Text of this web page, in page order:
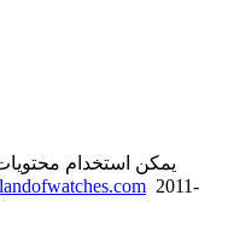
يمكن استخدام
landofwatches.com 2011-